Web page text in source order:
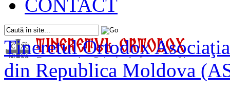
CONTACT
Tineretul Ortodox
din Republica Moldova